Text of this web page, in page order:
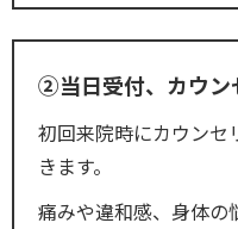
②当日受付、カウン
初回来院時にカウンセ
きます。
痛みや違和感、身体の